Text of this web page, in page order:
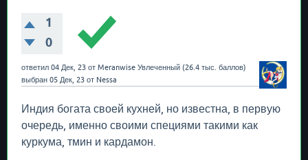
1
0
ответил 04 Дек, 23 от Meranwise Увлеченный (26.4 тыс. баллов)
выбран 05 Дек, 23 от Nessa
Индия богата своей кухней, но известна, в первую
очередь, именно своими специями такими как
куркума, тмин и кардамон.